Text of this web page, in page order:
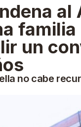
familia
un
no cabe